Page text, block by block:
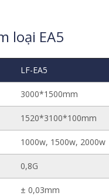
loại EA5
LF-EA5
3000*1500mm
1520*3100*100mm
1000w, 1500w, 2000w
0,8G
± 0,03mm